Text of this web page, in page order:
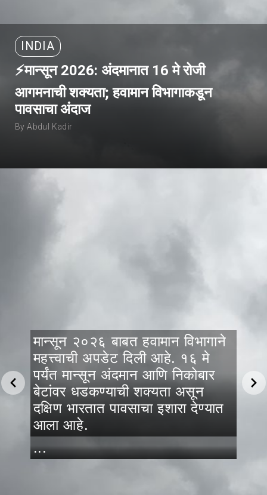
INDIA
⚡मान्सून 2026: अंदमानात 16 मे रोजी
आगमनाची शक्यता; हवामान विभागाकडून
पावसाचा अंदाज
By Abdul Kadir
मान्सून २०२६ बाबत हवामान विभागाने
महत्त्वाची अपडेट दिली आहे. १६ मे
पर्यंत मान्सून अंदमान आणि निकोबार
बेटांवर धडकण्याची शक्यता असून
दक्षिण भारतात पावसाचा इशारा देण्यात
आला आहे.
...